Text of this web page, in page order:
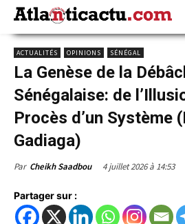
ACTUALITÉS OPINIONS SÉNÉGAL
La Genèse de la
Sénégalaise: de
Procès d’un Système
Gadiaga)
Par Cheikh Saadbou 4 juillet 2026 à 14:53
Partager sur :